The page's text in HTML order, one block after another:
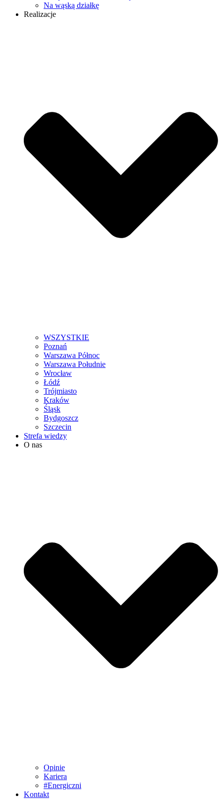
Na wąską działkę
Realizacje
WSZYSTKIE
Poznań
Warszawa Północ
Warszawa Południe
Wrocław
Łódź
Trójmiasto
Kraków
Śląsk
Bydgoszcz
Szczecin
Strefa wiedzy
O nas
Opinie
Kariera
#Energiczni
Kontakt